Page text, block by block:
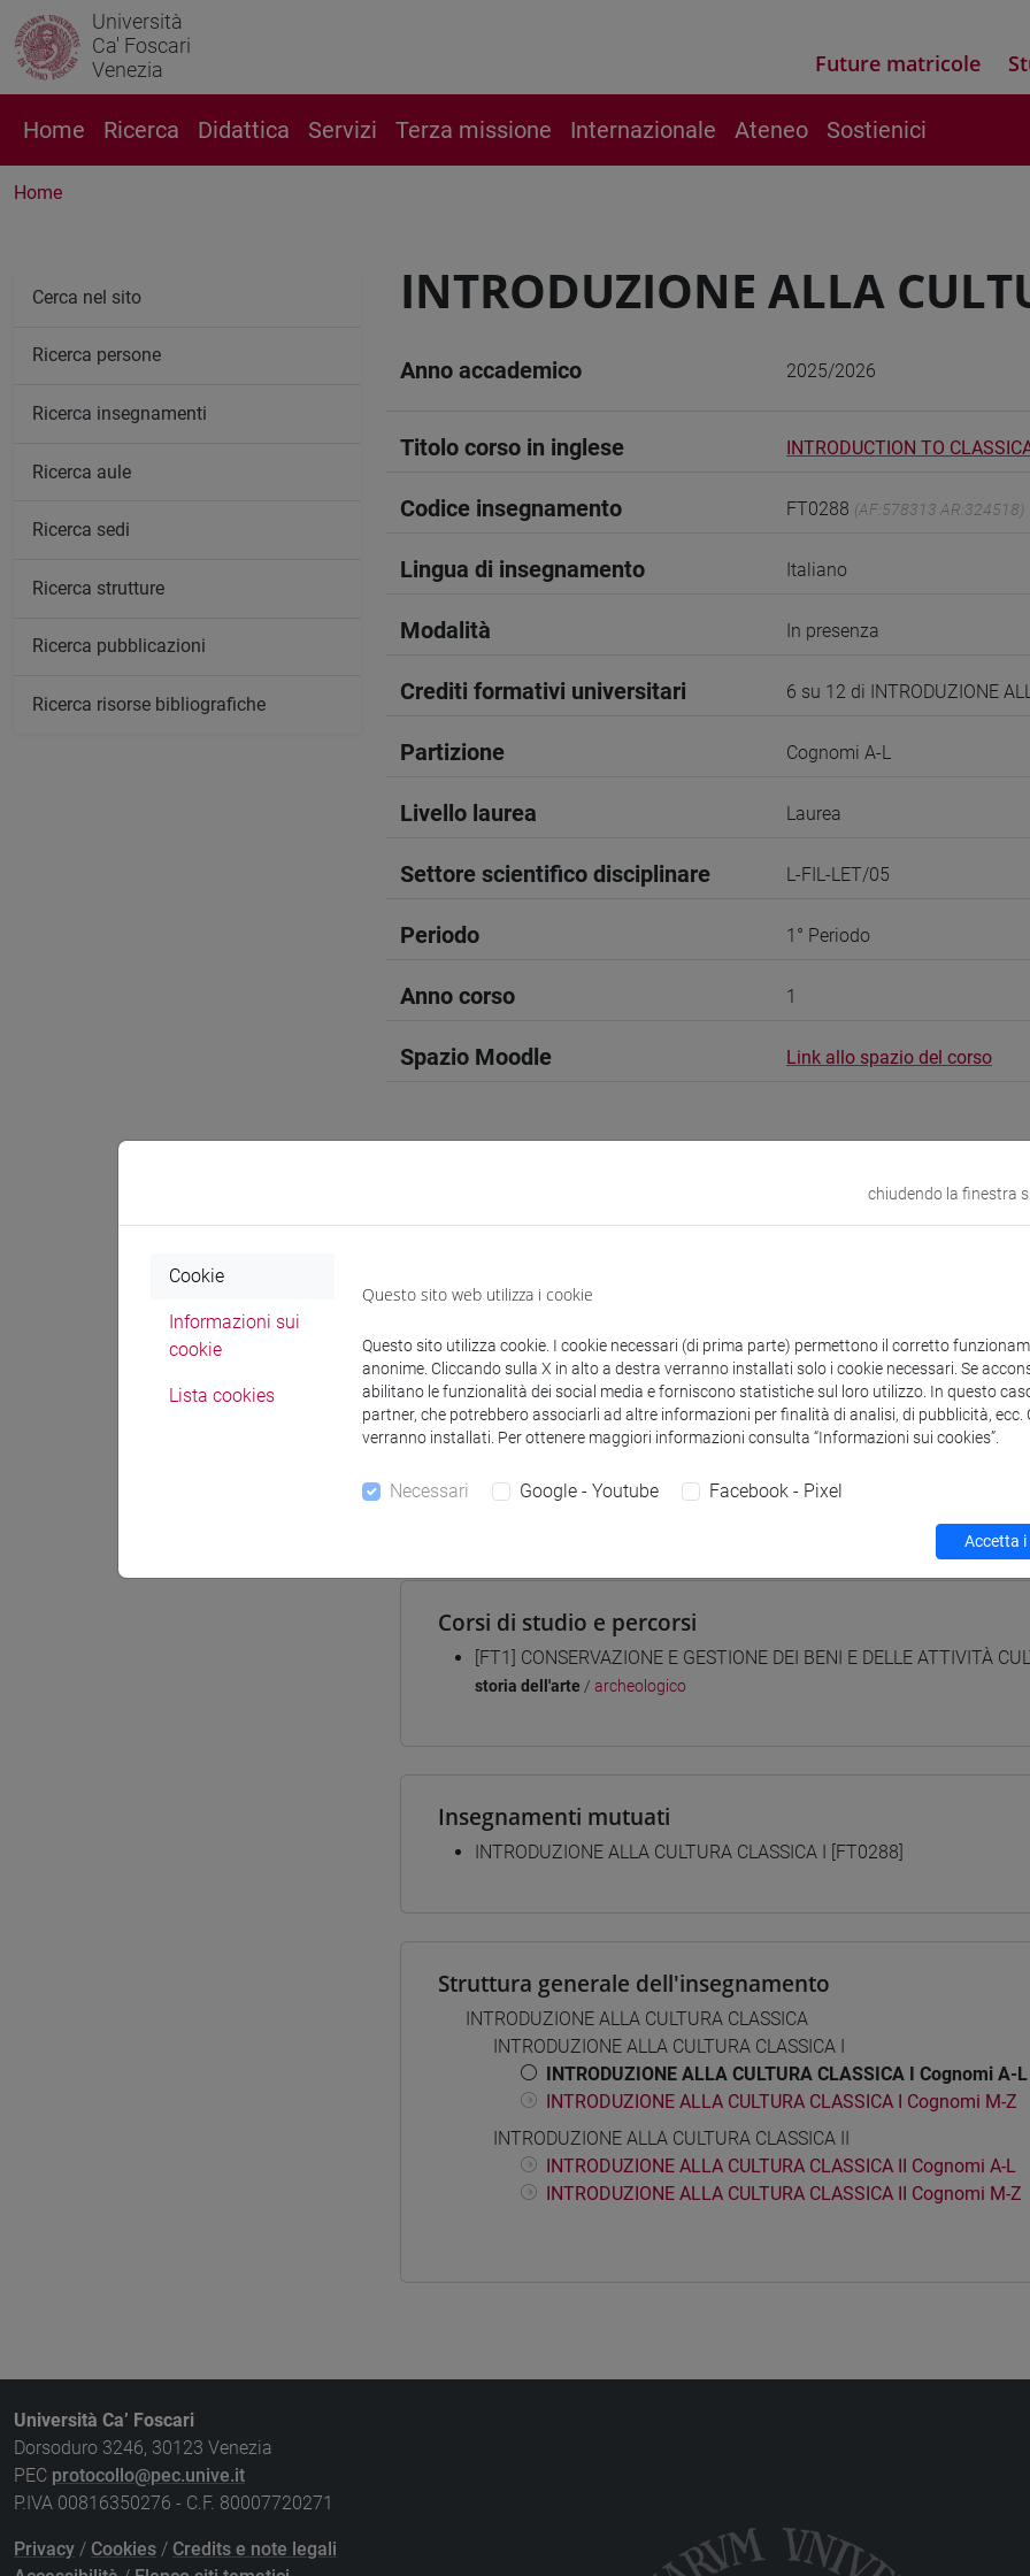
Università
Ca' Foscari
Venezia
Future matricole
Home Ricerca Didattica Servizi Terza missione Internazionale Ateneo Sostienici
Home
INTRODUZIONE ALLA
Anno accademico 2025/2026
Titolo corso in inglese INTRODUCTION TO
Codice insegnamento FT0288 (AF:578313 AR:324518)
Lingua di insegnamento Italiano
Modalità In presenza
Crediti formativi universitari 6 su 12 di INTRODUZIONE
Partizione Cognomi A-L
Livello laurea Laurea
Settore scientifico disciplinare L-FIL-LET/05
Periodo 1° Periodo
Anno corso 1
Spazio Moodle Link allo spazio del corso
Docenti
PONTANI Filippomaria- 30h Lezione
Materiali didattici
Corsi di studio e percorsi
[FT1] CONSERVAZIONE E GESTIONE DEI BENI E DELLE ATTIVITÀ
storia dell'arte / archeologico
Insegnamenti mutuati
INTRODUZIONE ALLA CULTURA CLASSICA I [FT0288]
Struttura generale dell'insegnamento
INTRODUZIONE ALLA CULTURA CLASSICA
INTRODUZIONE ALLA CULTURA CLASSICA I
INTRODUZIONE ALLA CULTURA CLASSICA I Cognomi A-L
INTRODUZIONE ALLA CULTURA CLASSICA I Cognomi M-Z
INTRODUZIONE ALLA CULTURA CLASSICA II
INTRODUZIONE ALLA CULTURA CLASSICA II Cognomi A-L
INTRODUZIONE ALLA CULTURA CLASSICA II Cognomi M-Z
Cerca nel sito
Ricerca persone
Ricerca insegnamenti
Ricerca aule
Ricerca sedi
Ricerca strutture
Ricerca pubblicazioni
Ricerca risorse bibliografiche
Università Ca’ Foscari
Dorsoduro 3246, 30123 Venezia
PEC protocollo@pec.unive.it
P.IVA 00816350276 - C.F. 80007720271
Privacy / Cookies / Credits e note legali
chiudendo la finestra
Cookie
Informazioni sui
cookie
Lista cookies
Questo sito web utilizza i cookie
Questo sito utilizza cookie. I cookie necessari (di prima parte) permettono il corretto
anonime. Cliccando sulla X in alto a destra verranno installati solo i cookie necessari. Se
abilitano le funzionalità dei social media e forniscono statistiche sul loro utilizzo. In questo
partner, che potrebbero associarli ad altre informazioni per finalità di analisi, di pubblicità, ecc.
verranno installati. Per ottenere maggiori informazioni consulta “Informazioni sui cookies”.
Necessari Google - Youtube Facebook - Pixel
Accetta i